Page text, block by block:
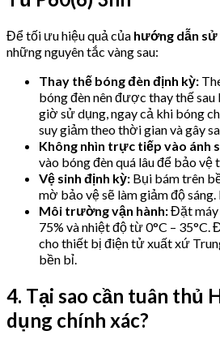
Để tối ưu hiệu quả của hướng dẫn sử
những nguyên tắc vàng sau:
Thay thế bóng đèn định kỳ:
bóng đèn nên được thay thế sau
giờ sử dụng, ngay cả khi bóng
suy giảm theo thời gian và gây
Không nhìn trực tiếp vào ánh
vào bóng đèn quá lâu để bảo vệ
Vệ sinh định kỳ: Bụi bám trên
mờ bảo vệ sẽ làm giảm độ sáng.
Môi trường vận hành:Đặt máy
75% và nhiệt độ từ 0°C –
cho thiết bị điện tử xuất xứ
bền bỉ.
4. Tại sao cần tuân thủ
dụng chính xác?